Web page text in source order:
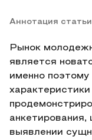
Аннотация статьи
Рынок
является
именно
анкетирования,
выявлении